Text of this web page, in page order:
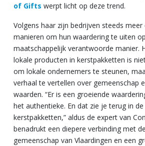
of Gifts werpt licht op deze trend.
Volgens haar zijn bedrijven steeds
manieren om hun waardering te uiten
maatschappelijk verantwoorde manier.
lokale producten in kerstpakketten is
om lokale ondernemers te steunen,
verhaal te vertellen over gemeenschap
waarden. “Er is een groeiende
het authentieke. En dat zie je terug in
kerstpakketten,” aldus de expert van
benadrukt een diepere verbinding met
gemeenschap van Vlaardingen en een